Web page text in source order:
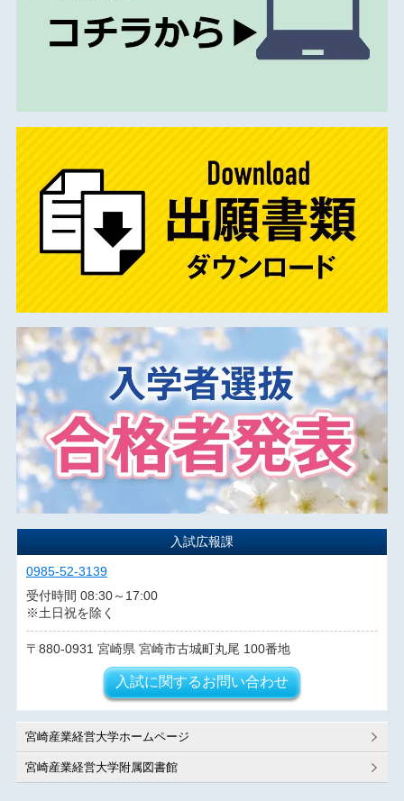
入試広報課
0985-52-3139
受付時間 08:30～17:00
※土日祝を除く
880-0931 宮崎県 宮崎市古城町丸尾 100番地
入試に関するお問い合わせ
宮崎産業経営大学ホームページ
宮崎産業経営大学附属図書館